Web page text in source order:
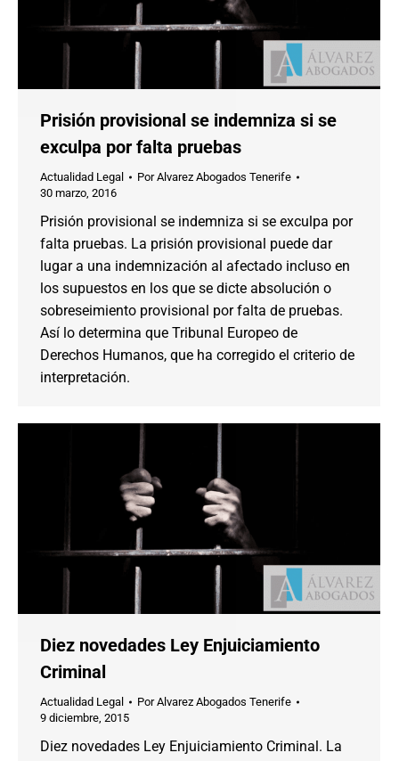
Prisión provisional se indemniza si se
exculpa por falta pruebas
Actualidad Legal PorAlvarez Abogados Tenerife
30 marzo, 2016
Prisión provisional se indemniza si se exculpa por
falta pruebas. La prisión provisional puede dar
lugar a una indemnización al afectado incluso en
los supuestos en los que se dicte absolución o
sobreseimiento provisional por falta de pruebas.
Así lo determina que Tribunal Europeo de
Derechos Humanos, que ha corregido el criterio de
interpretación.
Diez novedades Ley Enjuiciamiento
Criminal
Actualidad Legal PorAlvarez Abogados Tenerife
9 diciembre, 2015
Diez novedades Ley Enjuiciamiento Criminal. La